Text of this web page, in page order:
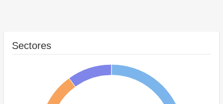
Sectores